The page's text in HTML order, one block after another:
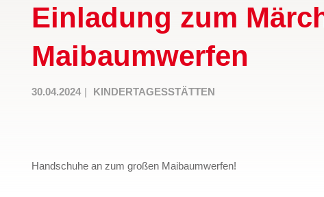
Einladung zum
Maibaumwerfen
30.04.2024 KINDERTAGESSTÄTTEN
Handschuhe an zum großen Maibaumwerfen!